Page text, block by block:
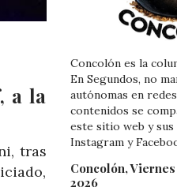
a la
tras
Concolón es la
En Segundos, no
autónomas en
contenidos se
este sitio web y
Instagram y
Concolón,
2026